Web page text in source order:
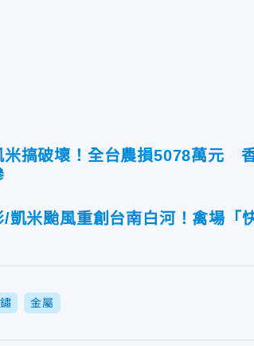
米搞破壞！全台農損5078萬元
/凱米颱風重創台南白河！禽場
金屬